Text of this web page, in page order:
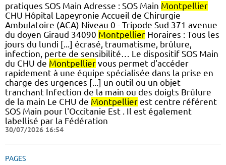
pratiques SOS Main Adresse : SOS Main Montpellier
CHU Hôpital Lapeyronie Accueil de Chirurgie
Ambulatoire (ACA) Niveau 0 - Tripode Sud 371 avenue
du doyen Giraud 34090 Montpellier Horaires : Tous les
jours du lundi [...] écrasé, traumatisme, brûlure,
infection, perte de sensibilité… Le dispositif SOS Main
du CHU de Montpellier vous permet d'accéder
rapidement à une équipe spécialisée dans la prise en
charge des urgences [...] un outil ou un objet
tranchant Infection de la main ou des doigts Brûlure
de la main Le CHU de Montpellier est centre référent
SOS Main pour l'Occitanie Est . Il est également
labellisé par la Fédération
30/07/2026 16:54
PAGES